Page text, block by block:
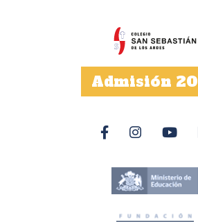
Admisión